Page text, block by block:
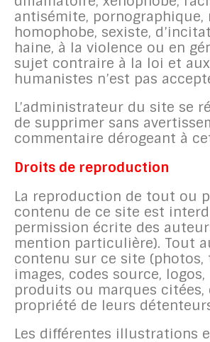
antisémite, pornographique,
homophobe, sexiste,
haine, à la violence ou en
sujet contraire à la loi et
humanistes n’est pas
L’administrateur du site se
de supprimer sans
commentaire dérogeant à
Droits de reproduction
La reproduction de tout ou
contenu de ce site est
permission écrite des
mention particulière). Tout
contenu sur ce site (photos,
images, codes source,
produits ou marques citées,
propriété de leurs
Les différentes illustrations